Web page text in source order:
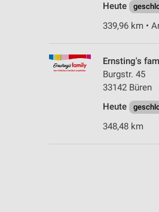
Heute
339,96 km •
Ernsting's
Burgstr. 45
33142 Büren
Heute
348,48 km